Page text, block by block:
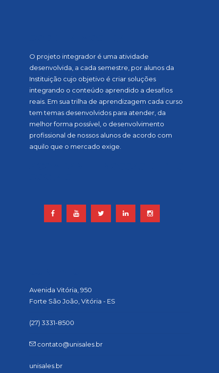
O projeto integrador é uma atividade
desenvolvida, a cada semestre, por alunos da
Instituição cujo objetivo é criar soluções
integrando o conteúdo aprendido a desafios
reais. Em sua trilha de aprendizagem cada curso
tem temas desenvolvidos para atender, da
melhor forma possível, o desenvolvimento
profissional de nossos alunos de acordo com
aquilo que o mercado exige.
Avenida Vitória, 950
Forte São João, Vitória - ES
(27) 3331-8500
contato@unisales.br
unisales.br